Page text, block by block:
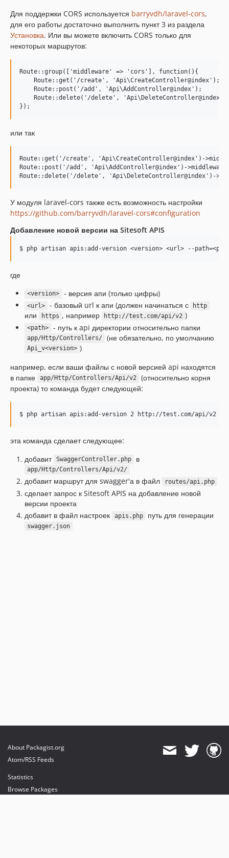
Для поддержки CORS используется barryvdh/laravel-cors,
для его работы достаточно выполнить пункт 3 из раздела
Установка. Или вы можете включить CORS только для
некоторых маршрутов:
Route::group(['middleware' => 'cors'], function(){
    Route::get('/create', 'Api\CreateController@index');
    Route::post('/add', 'Api\AddController@index');
Route::delete('/delete',
или так
Route::get('/create', 'Api\CreateController@index')-
Route::post('/add', 'Api\AddController@index')-
У модуля laravel-cors также есть возможность настройки
https://github.com/barryvdh/laravel-cors#configuration
Добавление новой версии на Sitesoft APIS
где
<version> - версия апи (только цифры)
<url> - базовый url к апи (должен начинаться с http
или https , например http://test.com/api/v2 )
<path> - путь к api директории относительно папки
app/Http/Controllers/ (не обязательно, по умолчанию
Api_v<version> )
например, если ваши файлы с новой версией api находятся
в папке
app/Http/Controllers/Api/v2
(относительно корня
проекта) то команда будет следующей:
эта команда сделает следующее:
добавит SwaggerController.php в
app/Http/Controllers/Api/v2/
добавит маршрут для swagger'а в файл routes/api.php
сделает запрос к Sitesoft APIS на добавление новой
версии проекта
добавит в файл настроек
apis.php путь для генерации
swagger.json
About Packagist.org
Atom/RSS Feeds
Statistics
Browse Packages